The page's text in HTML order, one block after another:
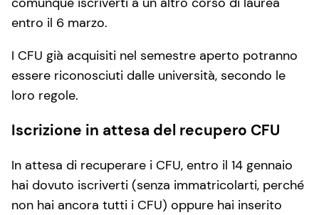
entro il 6 marzo.
I CFU già acquisiti nel semestre aperto potranno
essere riconosciuti dalle università, secondo le
loro regole.
Iscrizione in attesa del recupero CFU
In attesa di recuperare i CFU, entro il 14 gennaio
hai dovuto iscriverti (senza immatricolarti, perché
non hai ancora tutti i CFU) oppure hai inserito